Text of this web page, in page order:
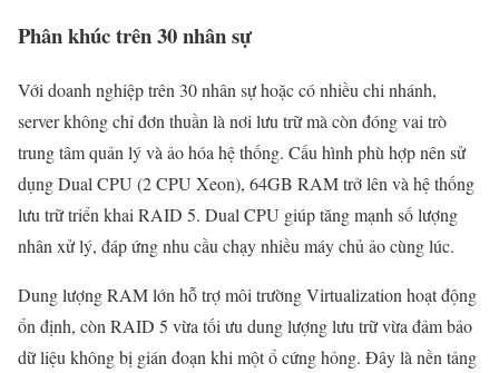
Phân khúc trên 30 nhân sự
Với doanh nghiệp trên 30 nhân sự hoặc có nhiều chi nhánh,
server không chỉ đơn thuần là nơi lưu trữ mà còn đóng vai trò
trung tâm quản lý và ảo hóa hệ thống. Cấu hình phù hợp nên sử
dụng Dual CPU (2 CPU Xeon), 64GB RAM trở lên và hệ thống
lưu trữ triển khai RAID 5. Dual CPU giúp tăng mạnh số lượng
nhân xử lý, đáp ứng nhu cầu chạy nhiều máy chủ ảo cùng lúc.
Dung lượng RAM lớn hỗ trợ môi trường Virtualization hoạt động
ổn định, còn RAID 5 vừa tối ưu dung lượng lưu trữ vừa đảm bảo
dữ liệu không bị gián đoạn khi một ổ cứng hỏng. Đây là nền tảng